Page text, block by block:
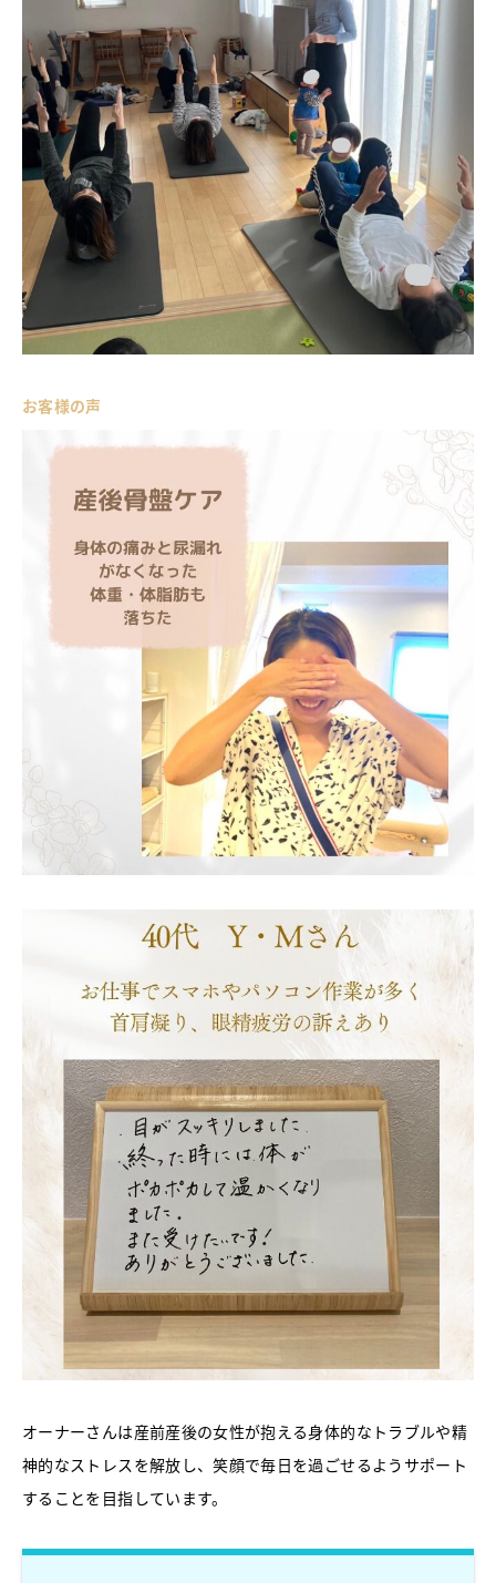
お客様の声
オーナーさんは産前産後の女性が抱える身体的なトラブルや精
神的なストレスを解放し、笑顔で毎日を過ごせるようサポート
することを目指しています。